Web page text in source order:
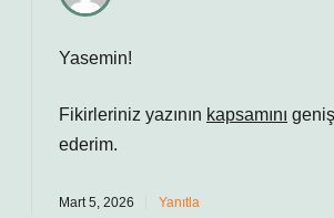
Yasemin!
Fikirleriniz yazının kapsamını
ederim.
Mart 5, 2026 Yanıtla